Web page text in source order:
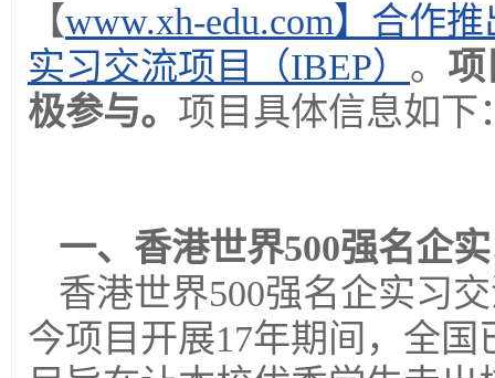
【www.xh-edu.com】合作
实习交流项目（IBEP） 。 项
极参与。 项目具体信息如下
一、香港世界500强名企
香港世界500强名企实习
今项目开展17年期间，全